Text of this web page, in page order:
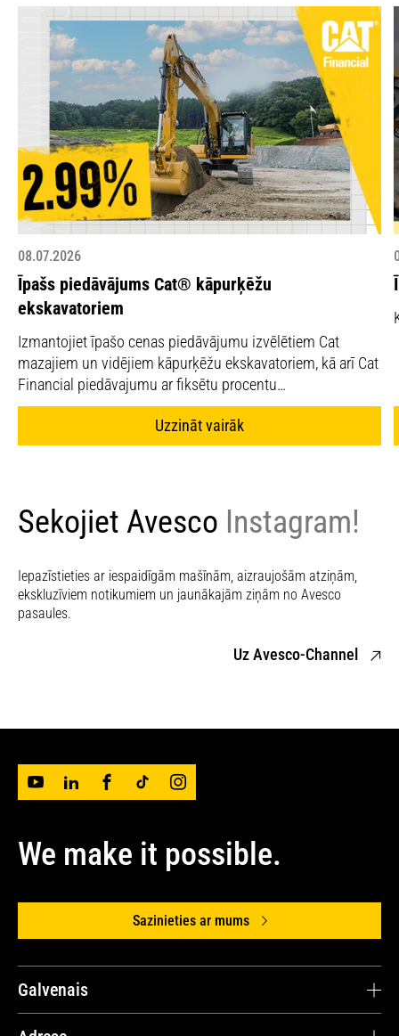
08.07.2026
Īpašs piedāvājums Cat® kāpurķēžu
ekskavatoriem
Izmantojiet īpašo cenas piedāvājumu izvēlētiem Cat
mazajiem un vidējiem kāpurķēžu ekskavatoriem, kā arī Cat
Financial piedāvajumu ar fiksētu procentu…
Uzzināt vairāk
Sekojiet Avesco Instagram!
Iepazīstieties ar iespaidīgām mašīnām, aizraujošām atziņām,
ekskluzīviem notikumiem un jaunākajām ziņām no Avesco
pasaules.
Uz Avesco-Channel
We make it possible.
Sazinieties ar mums
Galvenais